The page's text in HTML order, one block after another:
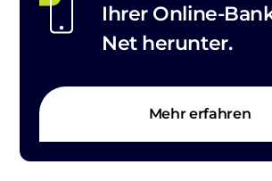
Ihrer Online-
Net herunter.
Mehr erfahren